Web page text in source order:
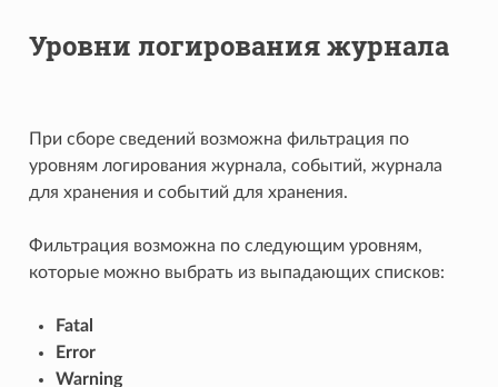
Уровни логирования журнала
При сборе сведений возможна фильтрация по
уровням логирования журнала, событий, журнала
для хранения и событий для хранения.
Фильтрация возможна по следующим уровням,
которые можно выбрать из выпадающих списков:
Fatal
Error
Warning